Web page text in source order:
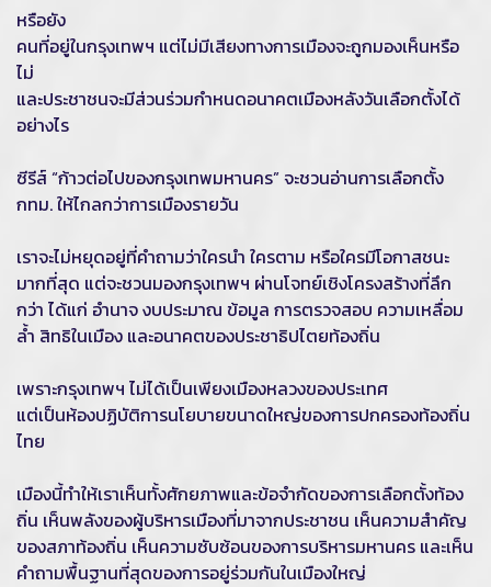
หรือยัง
คนที่อยู่ในกรุงเทพฯ แต่ไม่มีเสียงทางการเมืองจะถูกมองเห็นหรือ
ไม่
และประชาชนจะมีส่วนร่วมกำหนดอนาคตเมืองหลังวันเลือกตั้งได้
อย่างไร
ซีรีส์ “ก้าวต่อไปของกรุงเทพมหานคร” จะชวนอ่านการเลือกตั้ง
กทม. ให้ไกลกว่าการเมืองรายวัน
เราจะไม่หยุดอยู่ที่คำถามว่าใครนำ ใครตาม หรือใครมีโอกาสชนะ
มากที่สุด แต่จะชวนมองกรุงเทพฯ ผ่านโจทย์เชิงโครงสร้างที่ลึก
กว่า ได้แก่ อำนาจ งบประมาณ ข้อมูล การตรวจสอบ ความเหลื่อม
ล้ำ สิทธิในเมือง และอนาคตของประชาธิปไตยท้องถิ่น
เพราะกรุงเทพฯ ไม่ได้เป็นเพียงเมืองหลวงของประเทศ
แต่เป็นห้องปฏิบัติการนโยบายขนาดใหญ่ของการปกครองท้องถิ่น
ไทย
เมืองนี้ทำให้เราเห็นทั้งศักยภาพและข้อจำกัดของการเลือกตั้งท้อง
ถิ่น เห็นพลังของผู้บริหารเมืองที่มาจากประชาชน เห็นความสำคัญ
ของสภาท้องถิ่น เห็นความซับซ้อนของการบริหารมหานคร และเห็น
คำถามพื้นฐานที่สุดของการอยู่ร่วมกันในเมืองใหญ่